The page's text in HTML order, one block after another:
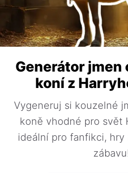
Generátor
koní z
Vygeneruj si kouzelné
koně vhodné pro svět
ideální pro fanfikci,